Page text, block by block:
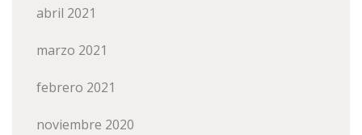
abril 2021
marzo 2021
febrero 2021
noviembre 2020